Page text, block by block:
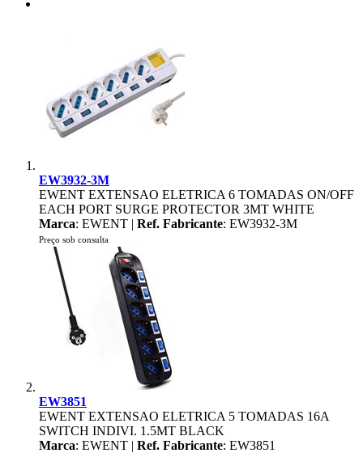
EW3932-3M
EWENT EXTENSAO ELETRICA 6 TOMADAS ON/OFF
EACH PORT SURGE PROTECTOR 3MT WHITE
Marca: EWENT | Ref. Fabricante: EW3932-3M
Preço sob consulta
EW3851
EWENT EXTENSAO ELETRICA 5 TOMADAS 16A
SWITCH INDIVI. 1.5MT BLACK
Marca: EWENT | Ref. Fabricante: EW3851